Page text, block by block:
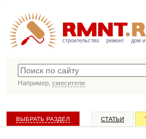
строительство ремонт дом
Например, смесители
ВЫБРАТЬ РАЗДЕЛ СТАТЬИ